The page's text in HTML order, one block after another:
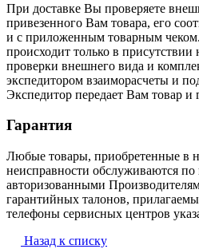
При доставке Вы проверяете
привезенного Вам товара, его
и с приложенным товарным
происходит только в
проверки внешнего вида и
экспедитором взаиморасчеты и
Экспедитор передает Вам товар и
Гарантия
Любые товары, приобретенные в
неисправности обслуживаются по
авторизованными
гарантийных талонов,
телефоны сервисных центров
Назад к списку